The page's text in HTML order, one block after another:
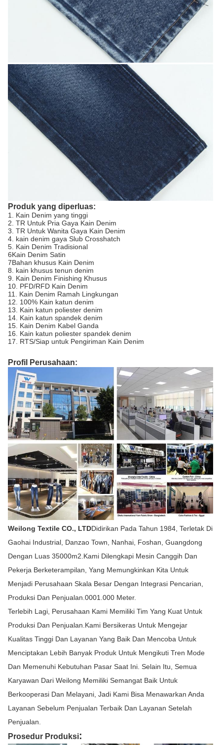
Produk yang diperluas:
1. Kain Denim yang tinggi
2. TR Untuk Pria Gaya Kain Denim
3. TR Untuk Wanita Gaya Kain Denim
4. kain denim gaya Slub Crosshatch
5. Kain Denim Tradisional
6Kain Denim Satin
7Bahan khusus Kain Denim
8. kain khusus tenun denim
9. Kain Denim Finishing Khusus
10. PFD/RFD Kain Denim
11. Kain Denim Ramah Lingkungan
12. 100% Kain katun denim
13. Kain katun poliester denim
14. Kain katun spandek denim
15. Kain Denim Kabel Ganda
16. Kain katun poliester spandek denim
17. RTS/Siap untuk Pengiriman Kain Denim
Profil Perusahaan:
Weilong Textile CO., LTDDidirikan Pada Tahun 1984, Terletak Di
Gaohai Industrial, Danzao Town, Nanhai, Foshan, Guangdong
Dengan Luas 35000m2.Kami Dilengkapi Mesin Canggih Dan
Pekerja Berketerampilan, Yang Memungkinkan Kita Untuk
Menjadi Perusahaan Skala Besar Dengan Integrasi Pencarian,
Produksi Dan Penjualan.0001.000 Meter.
Terlebih Lagi, Perusahaan Kami Memiliki Tim Yang Kuat Untuk
Produksi Dan Penjualan.Kami Bersikeras Untuk Mengejar
Kualitas Tinggi Dan Layanan Yang Baik Dan Mencoba Untuk
Menciptakan Lebih Banyak Produk Untuk Mengikuti Tren Mode
Dan Memenuhi Kebutuhan Pasar Saat Ini. Selain Itu, Semua
Karyawan Dari Weilong Memiliki Semangat Baik Untuk
Berkooperasi Dan Melayani, Jadi Kami Bisa Menawarkan Anda
Layanan Sebelum Penjualan Terbaik Dan Layanan Setelah
Penjualan.
Prosedur Produksi: